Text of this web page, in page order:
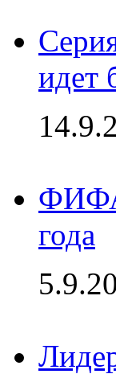
идет
ФИФА
года